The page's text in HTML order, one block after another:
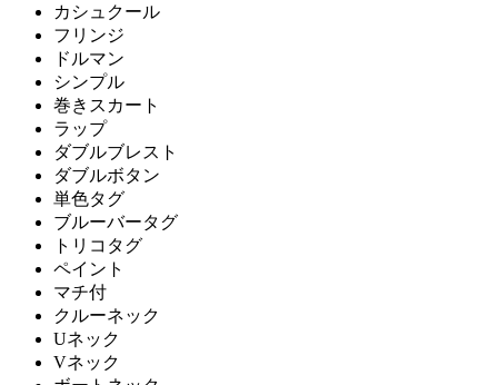
カシュクール
フリンジ
ドルマン
シンプル
巻きスカート
ラップ
ダブルブレスト
ダブルボタン
単色タグ
ブルーバータグ
トリコタグ
ペイント
マチ付
クルーネック
Uネック
Vネック